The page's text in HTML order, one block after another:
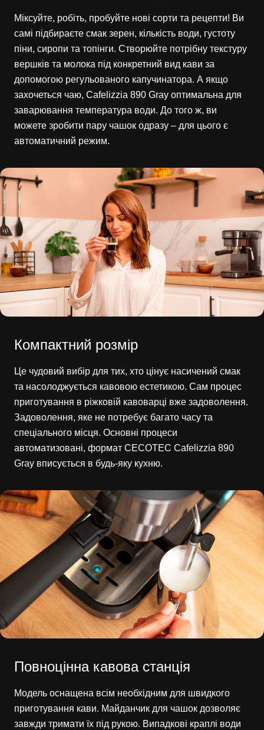
Міксуйте, робіть, пробуйте нові сорти та рецепти! Ви
самі підбираєте смак зерен, кількість води, густоту
піни, сиропи та топінги. Створюйте потрібну текстуру
вершків та молока під конкретний вид кави за
допомогою регульованого капучинатора. А якщо
захочеться чаю, Cafelizzia 890 Gray оптимальна для
заварювання температура води. До того ж, ви
можете зробити пару чашок одразу – для цього є
автоматичний режим.
Компактний розмір
Це чудовий вибір для тих, хто цінує насичений смак
та насолоджується кавовою естетикою. Сам процес
приготування в ріжковій кавоварці вже задоволення.
Задоволення, яке не потребує багато часу та
спеціального місця. Основні процеси
автоматизовані, формат CECOTEC Cafelizzia 890
Gray вписується в будь-яку кухню.
Повноцінна кавова станція
Модель оснащена всім необхідним для швидкого
приготування кави. Майданчик для чашок дозволяє
завжди тримати їх під рукою. Випадкові краплі води